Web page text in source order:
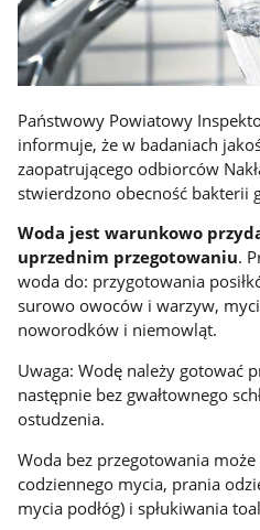
Państwowy Powiatowy
informuje, że w badaniach
zaopatrującego odbiorców
stwierdzono obecność bakterii
Woda jest warunkowo
uprzednim przegotowaniu.
woda do: przygotowania
surowo owoców i warzyw,
noworodków i niemowląt.
Uwaga: Wodę należy gotować
następnie bez gwałtownego
ostudzenia.
Woda bez przegotowania
codziennego mycia, prania
mycia podłóg) i spłukiwania